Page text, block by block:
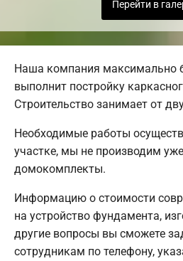
Перейти в
Наша компания максимально
выполнит постройку
Строительство занимает от
Необходимые работы
участке, мы не производим
домокомплекты.
Информацию о стоимости
на устройство фундамента,
другие вопросы вы сможете
сотрудникам по телефону,